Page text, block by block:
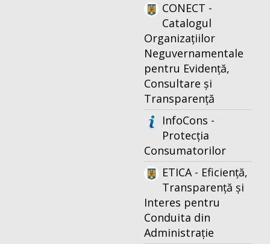
CONECT -
Catalogul
Organizațiilor
Neguvernamentale
pentru Evidență,
Consultare și
Transparență
InfoCons -
Protecția
Consumatorilor
ETICA - Eficiență,
Transparență și
Interes pentru
Conduita din
Administrație